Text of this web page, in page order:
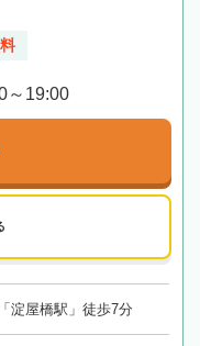
～19:00
淀屋橋駅」徒歩7分